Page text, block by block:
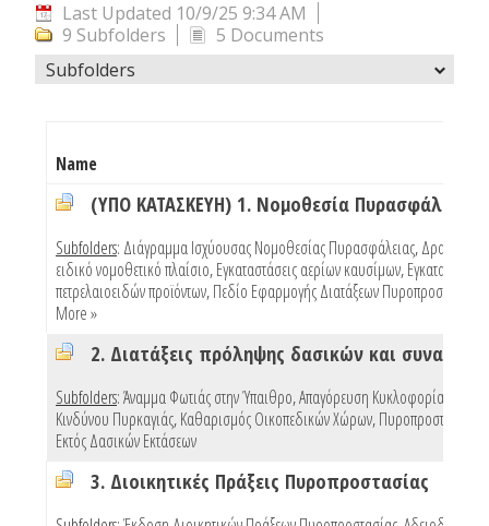
Last Updated 10/9/25 9:34 AM
9 Subfolders
5 Documents
Subfolders
Name
(ΥΠΟ ΚΑΤΑΣΚΕΥΗ) 1. Νομοθεσία Πυρασφάλειας
Subfolders: Διάγραμμα Ισχύουσας Νομοθεσίας Πυρασφάλειας,
ειδικό νομοθετικό πλαίσιο,Εγκαταστάσεις αερίων καυσίμων,Εγκαταστάσεις
πετρελαιοειδών προϊόντων,Πεδίο Εφαρμογής Διατάξεων Πυροπροστασίας
More »
Subfolders:Άναμμα Φωτιάς στην Ύπαιθρο,Απαγόρευση Κυκλοφορίας Λόγω
Κινδύνου Πυρκαγιάς,Καθαρισμός Οικοπεδικών Χώρων,Πυροπροστασία
Εκτός Δασικών Εκτάσεων
3. Διοικητικές Πράξεις Πυροπροστασίας